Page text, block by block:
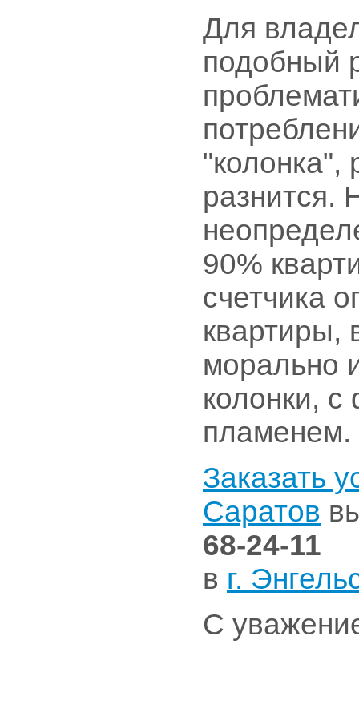
Для
подобный
"колонка",
разнится.
90%
счетчика
квартиры,
морально
колонки,
пламенем.
Заказать
Саратов
68-24-11
в г.
С